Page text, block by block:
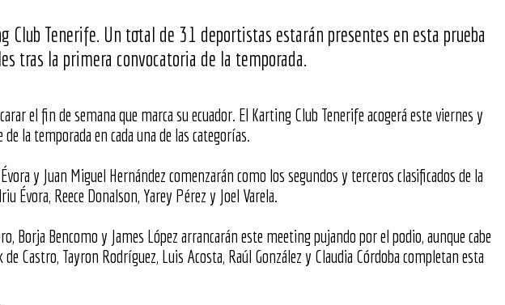
Tenerife. Un total de 31 deportistas estarán presentes en esta prueba
tras la primera convocatoria de la temporada.
el fin de semana que marca su ecuador. El Karting Club Tenerife acogerá este viernes y
la temporada en cada una de las categorías.
y Juan Miguel Hernández comenzarán como los segundos y terceros clasificados de la
Évora, Reece Donalson, Yarey Pérez y Joel Varela.
Borja Bencomo y James López arrancarán este meeting pujando por el podio, aunque cabe
Castro, Tayron Rodríguez, Luis Acosta, Raúl González y Claudia Córdoba completan esta